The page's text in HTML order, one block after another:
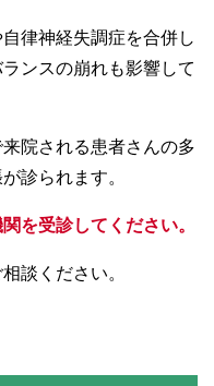
律神経失調症を合併し
ンスの崩れも影響して
院される患者さんの多
診られます。
を受診してください。
談ください。